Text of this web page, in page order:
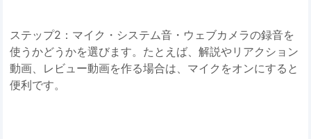
ステップ2：マイク・システム音・ウェブカメラの録音を
使うかどうかを選びます。たとえば、解説やリアクション
動画、レビュー動画を作る場合は、マイクをオンにすると
便利です。